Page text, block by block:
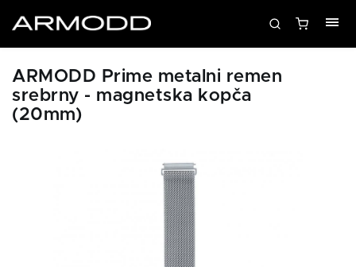
ARMODD Prime metalni remen
srebrny - magnetska kopča
(20mm)